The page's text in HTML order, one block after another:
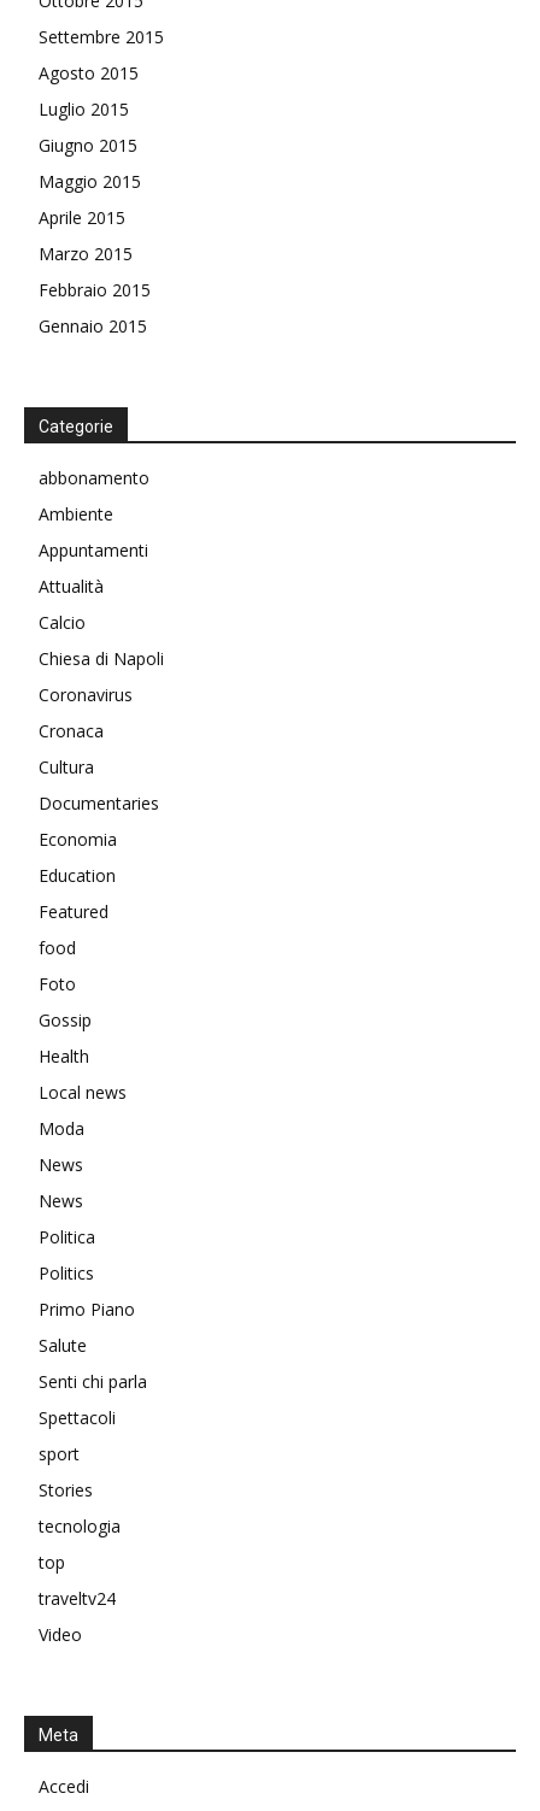
Settembre 2015
Agosto 2015
Luglio 2015
Giugno 2015
Maggio 2015
Aprile 2015
Marzo 2015
Febbraio 2015
Gennaio 2015
Categorie
abbonamento
Ambiente
Appuntamenti
Attualità
Calcio
Chiesa di Napoli
Coronavirus
Cronaca
Cultura
Documentaries
Economia
Education
Featured
food
Foto
Gossip
Health
Local news
Moda
News
News
Politica
Politics
Primo Piano
Salute
Senti chi parla
Spettacoli
sport
Stories
tecnologia
top
traveltv24
Video
Meta
Accedi